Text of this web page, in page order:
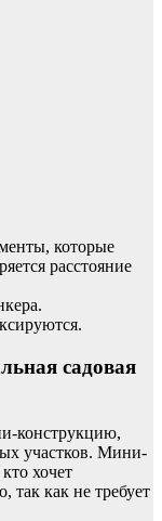
которые
расстояние
садовая
конструкцию,
участков. Мини-
хочет
так как не требует